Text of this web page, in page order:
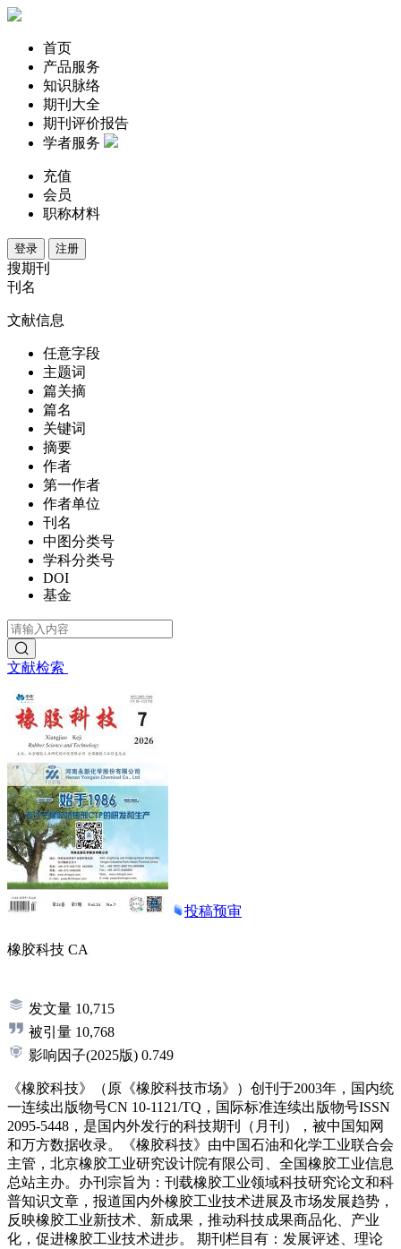
首页
产品服务
知识脉络
期刊大全
期刊评价报告
学者服务
充值
会员
职称材料
登录 注册
搜期刊
刊名
文献信息
任意字段
主题词
篇关摘
篇名
关键词
摘要
作者
第一作者
作者单位
刊名
中图分类号
学科分类号
DOI
基金
文献检索
投稿预审
橡胶科技 CA
发文量 10,715
被引量 10,768
影响因子(2025版) 0.749
《橡胶科技》（原《橡胶科技市场》）创刊于2003年，国内统
一连续出版物号CN 10-1121/TQ，国际标准连续出版物号ISSN
2095-5448，是国内外发行的科技期刊（月刊），被中国知网
和万方数据收录。《橡胶科技》由中国石油和化学工业联合会
主管，北京橡胶工业研究设计院有限公司、全国橡胶工业信息
总站主办。办刊宗旨为：刊载橡胶工业领域科技研究论文和科
普知识文章，报道国内外橡胶工业技术进展及市场发展趋势，
反映橡胶工业新技术、新成果，推动科技成果商品化、产业
化，促进橡胶工业技术进步。 期刊栏目有：发展评述、理论